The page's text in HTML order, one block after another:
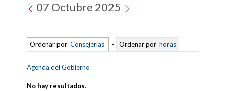
07 Octubre 2025
Ordenar por Consejerías - Ordenar por horas
Agenda del Gobierno
No hay resultados.